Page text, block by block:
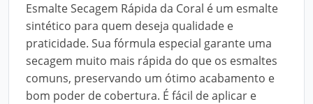
Esmalte Secagem Rápida da Coral é um esmalte
sintético para quem deseja qualidade e
praticidade. Sua fórmula especial garante uma
secagem muito mais rápida do que os esmaltes
comuns, preservando um ótimo acabamento e
bom poder de cobertura. É fácil de aplicar e